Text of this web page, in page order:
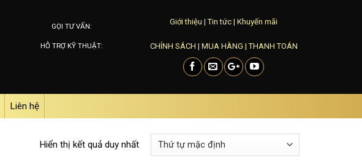
GỌI TƯ VẤN:
HỖ TRỢ KỸ THUẬT:
Giới thiệu |Tin tức | Khuyến mãi
CHÍNH SÁCH | MUA HÀNG |THANH TOÁN
Liên hệ
Hiển thị kết quả duy nhất